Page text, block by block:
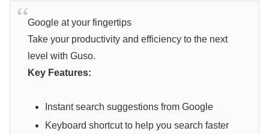
Google at your fingertips
Take your productivity and efficiency to the next
level with Guso.
Key Features:
Instant search suggestions from Google
Keyboard shortcut to help you search faster